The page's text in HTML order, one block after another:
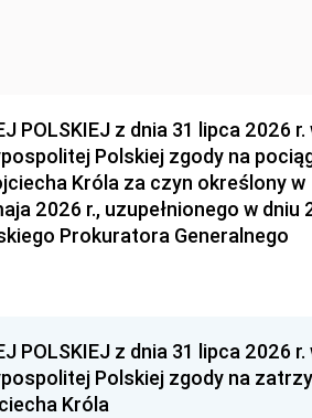
POLSKIEJ z dnia 31 lipca 2026 r.
Polskiej zgody na
Króla za czyn określony w
2026 r., uzupełnionego w dniu
Prokuratora Generalnego
POLSKIEJ z dnia 31 lipca 2026 r.
Polskiej zgody na
Króla